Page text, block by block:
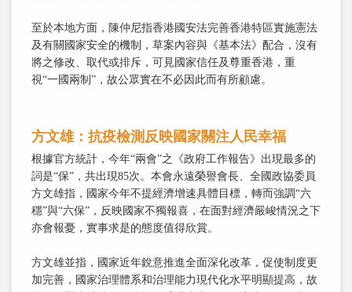
至於本地方面，陳仲尼指香港國安法完善香港特區實施憲法
及有關國家安全的機制，草案內容與《基本法》配合，沒有
將之修改、取代或排斥，可見國家信任及尊重香港，重
視“一國兩制”，故公眾實在不必因此而有所顧慮。
方文雄：抗疫檢測反映國家關注人民幸福
根據官方統計，今年“兩會”之《政府工作報告》出現最多的
詞是“保”，共出現85次。本會永遠榮譽會長、全國政協委員
方文雄指，國家今年不提經濟增速具體目標，轉而強調“六
穩”與“六保”，反映國家不獨報喜，在面對經濟嚴峻情況之下
亦會報憂，實事求是的態度值得欣賞。
方文雄並指，國家近年銳意推進全面深化改革，促使制度更
加完善，國家治理體系和治理能力現代化水平明顯提高，故